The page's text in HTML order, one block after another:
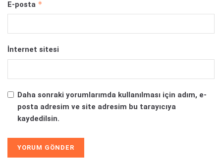
E-posta *
İnternet sitesi
Daha sonraki yorumlarımda kullanılması için adım, e-
posta adresim ve site adresim bu tarayıcıya
kaydedilsin.